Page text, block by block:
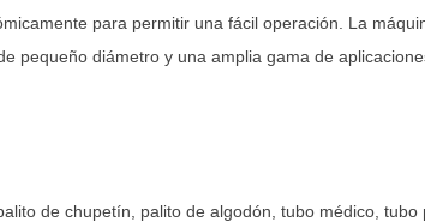
para permitir una fácil operación. La
pequeño diámetro y una amplia gama de
de chupetín, palito de algodón, tubo médico, tubo